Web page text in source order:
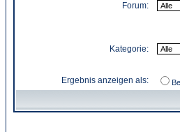
Forum:
Kategorie:
Ergebnis anzeigen als: